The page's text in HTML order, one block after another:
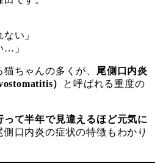
い」
…」
ちゃんの多くが、 尾側口内炎
）
と呼ばれる重度の
って半年で見違えるほど元気に
側口内炎の症状の特徴もわかり